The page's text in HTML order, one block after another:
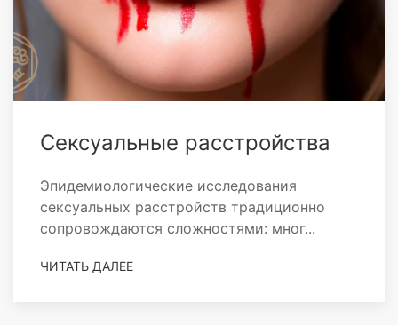
Сексуальные расстройства
Эпидемиологические исследования
сексуальных расстройств традиционно
сопровождаются сложностями: мног...
ЧИТАТЬ ДАЛЕЕ